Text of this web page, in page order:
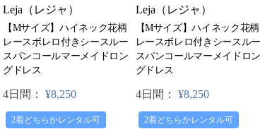
Leja（レジャ）
【Mサイズ】ハイネック花柄
レースボレロ付きシースルー
スパンコールマーメイドロン
グドレス
4日間： ¥8,250
2着どちらかレンタル可
Leja（レジャ）
【Mサイズ】ハイネック花柄
レースボレロ付きシースルー
スパンコールマーメイドロン
グドレス
4日間： ¥8,250
2着どちらかレンタル可